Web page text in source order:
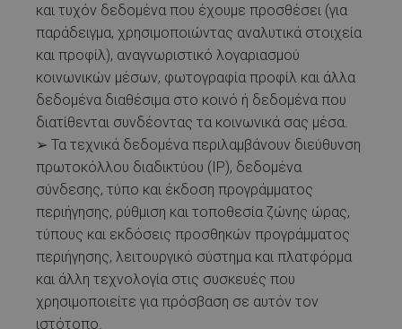
και τυχόν δεδομένα που έχουμε προσθέσει (για
παράδειγμα, χρησιμοποιώντας αναλυτικά στοιχεία
και προφίλ), αναγνωριστικό λογαριασμού
κοινωνικών μέσων, φωτογραφία προφίλ και άλλα
δεδομένα διαθέσιμα στο κοινό ή δεδομένα που
διατίθενται συνδέοντας τα κοινωνικά σας μέσα.
➢ Τα τεχνικά δεδομένα περιλαμβάνουν διεύθυνση
πρωτοκόλλου διαδικτύου (IP), δεδομένα
σύνδεσης, τύπο και έκδοση προγράμματος
περιήγησης, ρύθμιση και τοποθεσία ζώνης ώρας,
τύπους και εκδόσεις προσθηκών προγράμματος
περιήγησης, λειτουργικό σύστημα και πλατφόρμα
και άλλη τεχνολογία στις συσκευές που
χρησιμοποιείτε για πρόσβαση σε αυτόν τον
ιστότοπο.